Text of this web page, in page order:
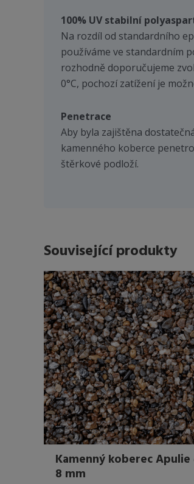
100% UV stabilní
Na rozdíl od standardního
používáme ve standardním
rozhodně doporučujeme
0°C, pochozí zatížení je
Penetrace
Aby byla zajištěna
kamenného koberce
štěrkové podloží.
Související produkty
Kamenný koberec Apulie
8 mm